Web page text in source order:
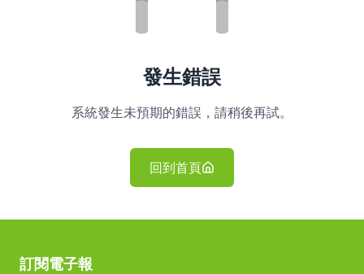
發生錯誤
系統發生未預期的錯誤，請稍後再試。
回到首頁
訂閱電子報